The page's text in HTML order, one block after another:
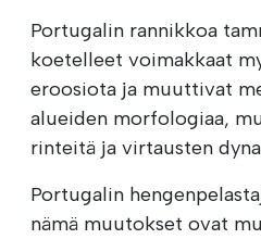
Portugalin rannikkoa
koetelleet voimakkaat
eroosiota ja muuttivat
alueiden morfologiaa,
rinteitä ja virtausten
Portugalin
nämä muutokset ovat